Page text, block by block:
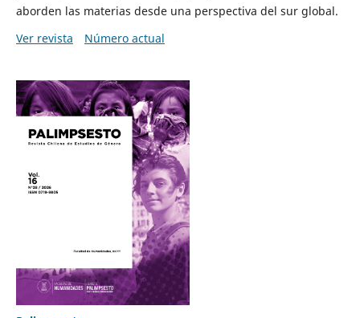
aborden las materias desde una perspectiva del sur global.
Ver revista
Número actual